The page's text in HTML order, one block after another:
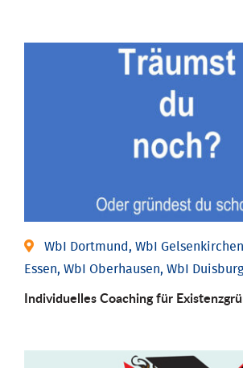
WbI Dortmund, WbI
Essen, WbI Oberhausen, WbI Duisburg
Individu­elles Coaching für